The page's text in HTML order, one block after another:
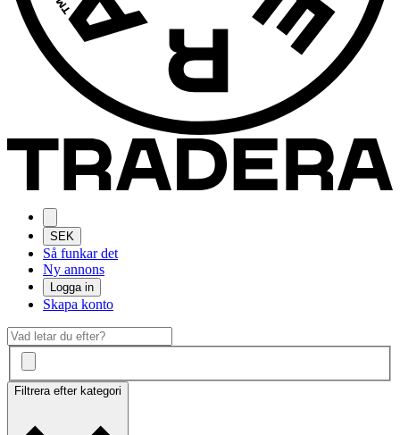
SEK
Så funkar det
Ny annons
Logga in
Skapa konto
Filtrera efter kategori